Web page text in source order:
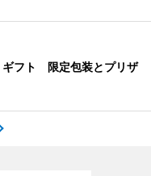
ギフト 限定包装とプリザ